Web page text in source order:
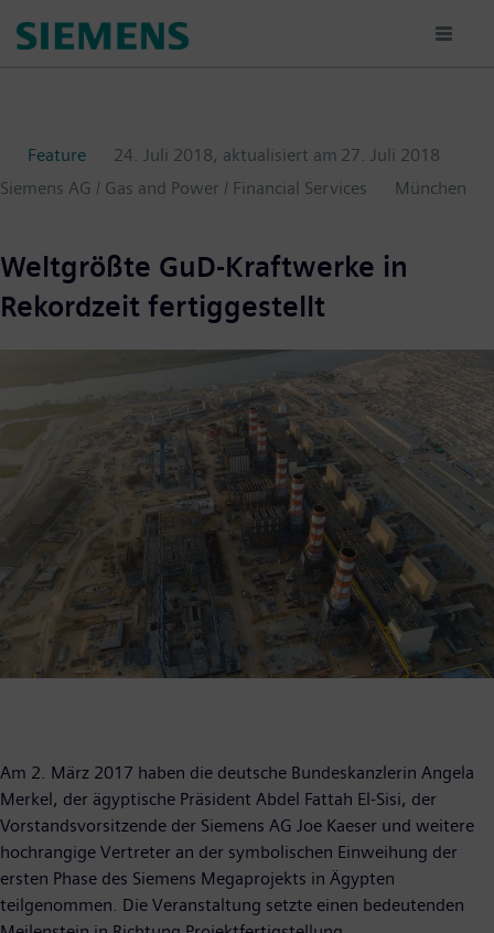
para
Feature
24. Juli 2018, aktualisiert am 27. Juli 2018
Siemens AG / Gas and Power / Financial Services
München
Weltgrößte GuD-Kraftwerke in
Rekordzeit fertiggestellt
Am 2. März 2017 haben die deutsche Bundeskanzlerin Angela
Merkel, der ägyptische Präsident Abdel Fattah El-Sisi, der
Vorstandsvorsitzende der Siemens AG Joe Kaeser und weitere
hochrangige Vertreter an der symbolischen Einweihung der
ersten Phase des Siemens Megaprojekts in Ägypten
teilgenommen. Die Veranstaltung setzte einen bedeutenden